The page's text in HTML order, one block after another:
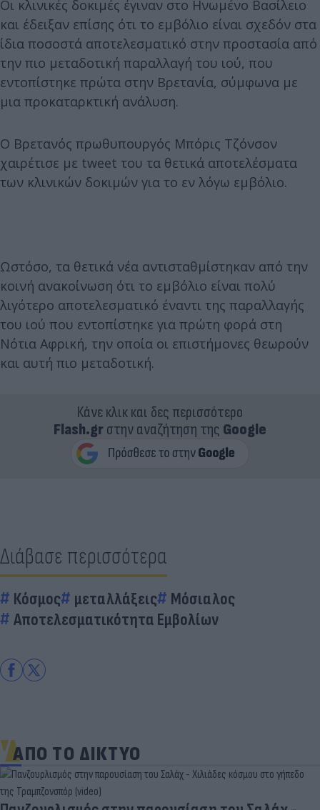
Οι κλινικές δοκιμές έγιναν στο Ηνωμένο Βασίλειο
και έδειξαν επίσης ότι το εμβόλιο είναι σχεδόν στα
ίδια ποσοστά αποτελεσματικό στην προστασία από
την πιο μεταδοτική παραλλαγή του ιού, που
εντοπίστηκε πρώτα στην Βρετανία, σύμφωνα με
μια προκαταρκτική ανάλυση.
Ο Βρετανός πρωθυπουργός Μπόρις Τζόνσον
χαιρέτισε με tweet του τα θετικά αποτελέσματα
των κλινικών δοκιμών για το εν λόγω εμβόλιο.
Ωστόσο, τα θετικά νέα αντισταθμίστηκαν από την
κοινή ανακοίνωση ότι το εμβόλιο είναι πολύ
λιγότερο αποτελεσματικό έναντι της παραλλαγής
του ιού που εντοπίστηκε για πρώτη φορά στη
Νότια Αφρική, την οποία οι επιστήμονες θεωρούν
και αυτή πιο μεταδοτική.
Κάνε κλικ και δες περισσότερο
Flash.grστην αναζήτηση της Google
Διάβασε περισσότερα
Κόσμος μεταλλάξεις
Μόσιαλος
Αποτελεσματικότητα Εμβολίων
ΑΠΟ ΤΟ ΔΙΚΤΥΟ